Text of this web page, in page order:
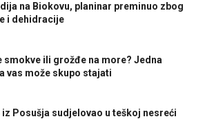
na Biokovu, planinar preminuo zbog
i dehidracije
smokve ili grožđe na more? Jedna
vas može skupo stajati
iz Posušja sudjelovao u teškoj nesreći